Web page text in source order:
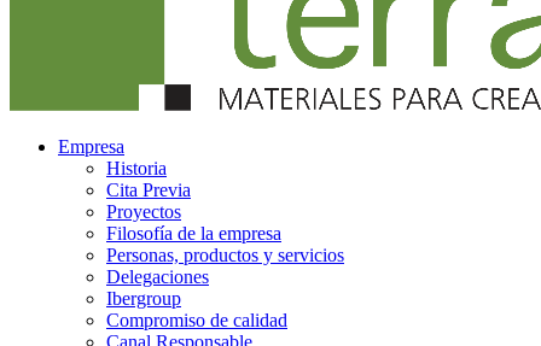
Empresa
Historia
Cita Previa
Proyectos
Filosofía de la empresa
Personas, productos y servicios
Delegaciones
Ibergroup
Compromiso de calidad
Canal Responsable